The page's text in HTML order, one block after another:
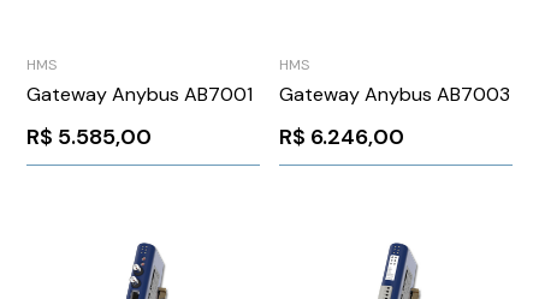
HMS
Gateway Anybus AB7001
R$ 5.585,00
HMS
Gateway Anybus AB7003
R$ 6.246,00